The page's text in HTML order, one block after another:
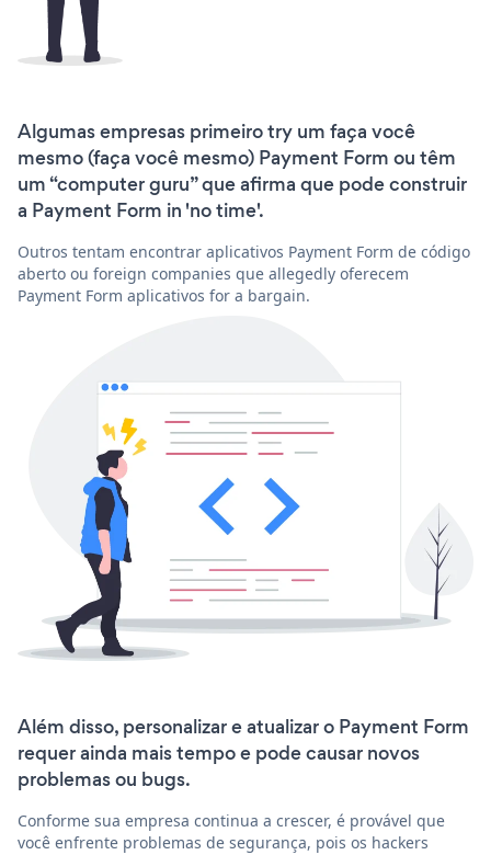
Algumas empresas primeiro try um faça você
mesmo (faça você mesmo) Payment Form ou têm
um “computer guru” que afirma que pode construir
a Payment Form in 'no time'.
Outros tentam encontrar aplicativos Payment Form de código
aberto ou foreign companies que allegedly oferecem
Payment Form aplicativos for a bargain.
Além disso, personalizar e atualizar o Payment Form
requer ainda mais tempo e pode causar novos
problemas ou bugs.
Conforme sua empresa continua a crescer, é provável que
você enfrente problemas de segurança, pois os hackers